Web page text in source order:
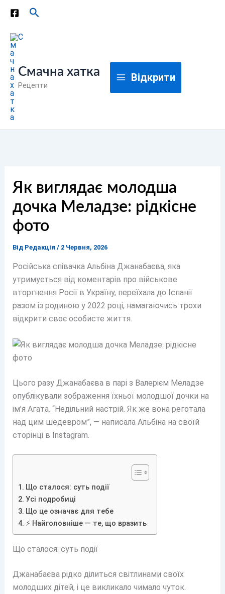
Перейти
вмісту
Пошук
Смачна хатка
Рецепти
Відкрити
Як виглядає молодша
дочка Меладзе: рідкісне
фото
Від Редакція / 2 Червня, 2026
Російська співачка Альбіна Джанабаєва, яка
утримується від коментарів про військове
вторгнення Росії в Україну, переїхала до Іспанії
разом із родиною у 2022 році, намагаючись трохи
відкрити своє особисте життя.
Цього разу Джанабаєва в парі з Валерієм Меладзе
опублікували зображення їхньої молодшої дочки на
ім’я Агата. “Недільний настрій. Як же вона реготала
над цим шедевром”, — написала Альбіна на своїй
сторінці в Instagram.
Що сталося: суть події
Усі подробиці
Що це означає для тебе
⚡ Найголовніше — те, що вразить
Що сталося: суть події
Джанабаєва рідко ділиться світлинами своїх
молодших дітей, і це викликало чимало чуток.